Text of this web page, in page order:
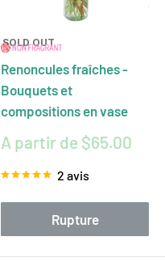
SOLD OUT
Renoncules fraîches -
Bouquets et
compositions en vase
Prix
réduit
A partir de $65.00
2 avis
Rupture